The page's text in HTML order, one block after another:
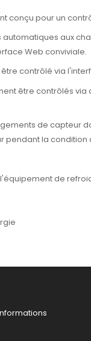
conçu pour un
automatiques aux
Web conviviale.
contrôlé via
être contrôlés
de capteur
pendant la
de